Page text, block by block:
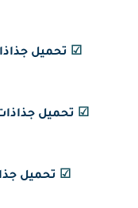
☑ تحميل
☑ تحميل
☑ تحميل